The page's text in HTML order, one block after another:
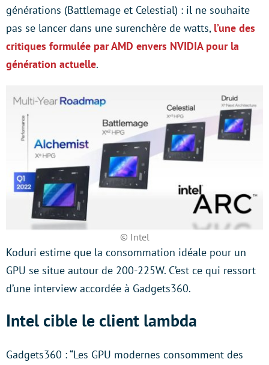
générations (Battlemage et Celestial) : il ne souhaite
pas se lancer dans une surenchère de watts, l’une des
critiques formulée par AMD envers NVIDIA pour la
génération actuelle.
© Intel
Koduri estime que la consommation idéale pour un
GPU se situe autour de 200-225W. C’est ce qui ressort
d’une interview accordée à Gadgets360.
Intel cible le client lambda
Gadgets360 : “Les GPU modernes consomment des